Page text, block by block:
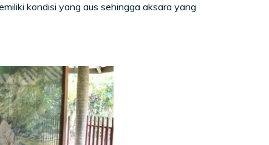
kondisi yang aus sehingga aksara yang